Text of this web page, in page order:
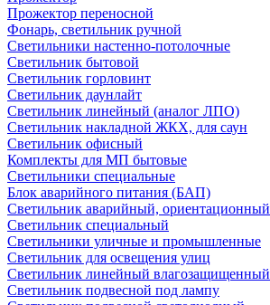
Прожектор переносной
Фонарь, светильник ручной
Светильники настенно-потолочные
Светильник бытовой
Светильник горловинт
Светильник даунлайт
Светильник линейный (аналог ЛПО)
Светильник накладной ЖКХ, для саун
Светильник офисный
Комплекты для МП бытовые
Светильники специальные
Блок аварийного питания (БАП)
Светильник аварийный, ориентационный
Светильник специальный
Светильники уличные и промышленные
Светильник для освещения улиц
Светильник линейный влагозащищенный
Светильник подвесной под лампу